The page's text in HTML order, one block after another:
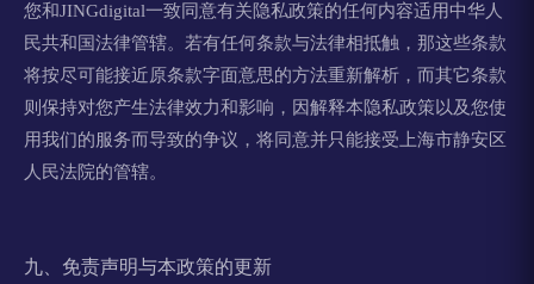
您和JINGdigital一致同意有关隐私政策的任何内容适用中华人
民共和国法律管辖。若有任何条款与法律相抵触，那这些条款
将按尽可能接近原条款字面意思的方法重新解析，而其它条款
则保持对您产生法律效力和影响，因解释本隐私政策以及您使
用我们的服务而导致的争议，将同意并只能接受上海市静安区
人民法院的管辖。
九、免责声明与本政策的更新